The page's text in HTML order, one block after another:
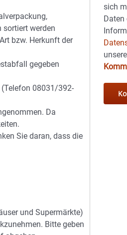
sortiert werden
bzw. Herkunft der
gegeben
08031/392-
Da
Sie daran, dass die
und Supermärkte)
Bitte geben
sich
Daten